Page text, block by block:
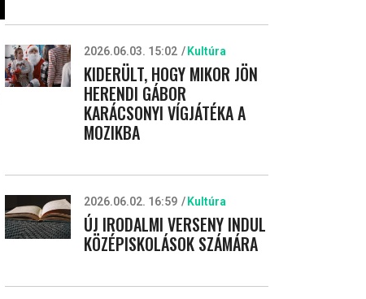
2026.06.03. 15:02 Kultúra
KIDERÜLT, HOGY MIKOR JÖN
HERENDI GÁBOR
KARÁCSONYI VÍGJÁTÉKA A
MOZIKBA
2026.06.02. 16:59 Kultúra
ÚJ IRODALMI VERSENY INDUL
KÖZÉPISKOLÁSOK SZÁMÁRA